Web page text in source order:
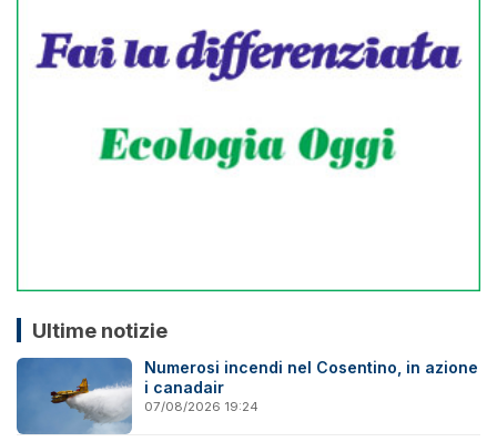
Ultime notizie
Numerosi incendi nel Cosentino, in azione
i canadair
07/08/2026 19:24